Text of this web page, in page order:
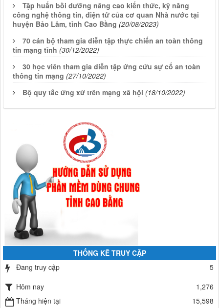
Tập huấn bồi dưỡng nâng cao kiến thức, kỹ năng
công nghệ thông tin, điện tử của cơ quan Nhà nước tại
huyện Bảo Lâm, tỉnh Cao Bằng (20/08/2023)
70 cán bộ tham gia diễn tập thực chiến an toàn thông
tin mạng tỉnh (30/12/2022)
30 học viên tham gia diễn tập ứng cứu sự cố an toàn
thông tin mạng (27/10/2022)
Bộ quy tắc ứng xử trên mạng xã hội (18/10/2022)
THỐNG KÊ TRUY CẬP
Đang truy cập
5
Hôm nay
1,276
Tháng hiện tại
15,598